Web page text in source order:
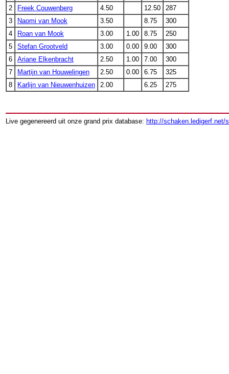
2
Freek Couwenberg 4.50 12.50
287
3
Naomi van Mook 3.50 8.75
300
4
Roan van Mook 3.00 1.00 8.75
250
5
Stefan Grootveld 3.00 0.00 9.00
300
6
Ariane Elkenbracht 2.50 1.00 7.00
300
7
Martijn van Houwelingen 2.50 0.00 6.75
325
8
Karlijn van Nieuwenhuizen 2.00 6.25 275
Live gegenereerd uit onze grand prix database: http://schaken.ledigerf.net/